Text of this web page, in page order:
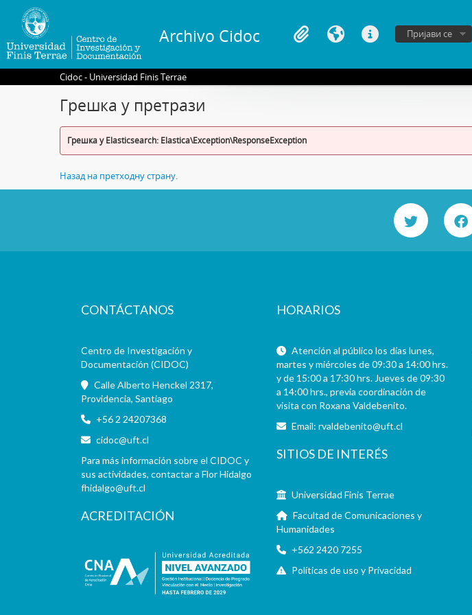
Archivo Cidoc Пријави се
Cidoc - Universidad Finis Terrae
Грешка у претрази
Грешка у Elasticsearch: Elastica\Exception\ResponseException
Назад на претходну страну.
CONTÁCTANOS
Centro de Investigación y
Documentación (CIDOC)
Calle Alberto Henckel 2317,
Providencia, Santiago
+56 2 24207368
cidoc@uft.cl
Para más información sobre el CIDOC y
sus actividades, contactar a Flor Hidalgo
fhidalgo@uft.cl
ACREDITACIÓN
HORARIOS
Atención al público los días lunes,
martes y miércoles de 09:30 a 14:00 hrs.
y de 15:00 a 17:30 hrs. Jueves de 09:30
a 14:00 hrs., previa coordinación de
visita con Roxana Valdebenito.
Email:rvaldebenito@uft.cl
SITIOS DE INTERÉS
Universidad Finis Terrae
Facultad de Comunicaciones y
Humanidades
+562 2420 7255
Políticas de uso y Privacidad